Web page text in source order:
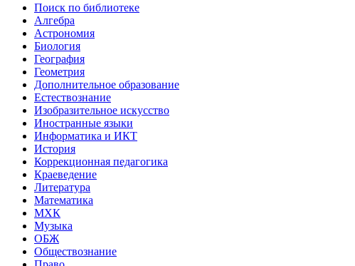
Поиск по библиотеке
Алгебра
Астрономия
Биология
География
Геометрия
Дополнительное образование
Естествознание
Изобразительное искусство
Иностранные языки
Информатика и ИКТ
История
Коррекционная педагогика
Краеведение
Литература
Математика
МХК
Музыка
ОБЖ
Обществознание